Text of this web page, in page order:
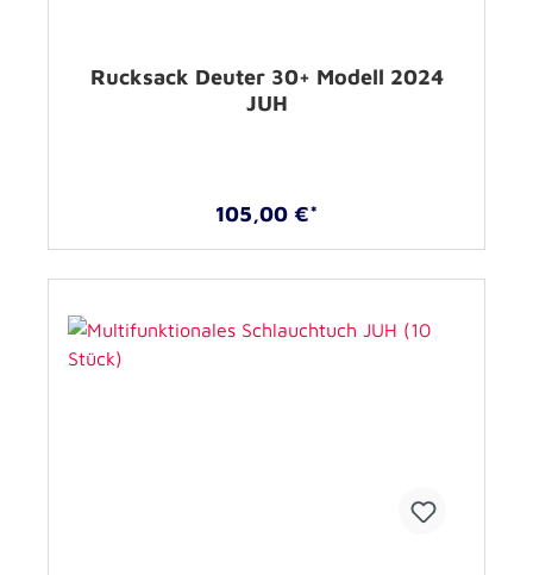
Rucksack Deuter 30+ Modell 2024
JUH
105,00 €*